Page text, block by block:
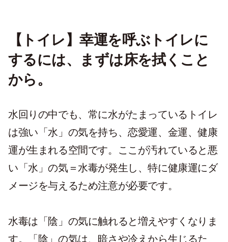
【トイレ】幸運を呼ぶトイレに
するには、まずは床を拭くこと
から。
水回りの中でも、常に水がたまっているトイレ
は強い「水」の気を持ち、恋愛運、金運、健康
運が生まれる空間です。ここが汚れていると悪
い「水」の気＝水毒が発生し、特に健康運にダ
メージを与えるため注意が必要です。
水毒は「陰」の気に触れると増えやすくなりま
す。「陰」の気は、暗さや冷えから生じるた